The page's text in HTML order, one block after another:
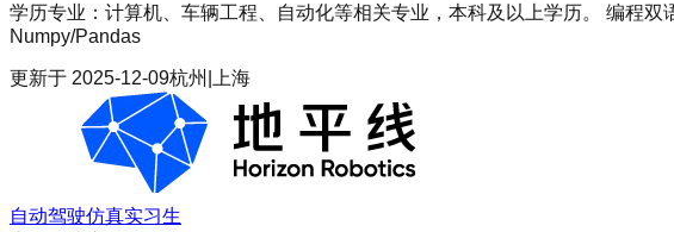
学历专业：计算机、车辆工程、自动化等相关专业，本科及以上学历。 编程
Numpy/Pandas
更新于 2025-12-09杭州|上海
自动驾驶仿真实习生